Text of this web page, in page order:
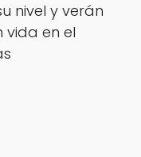
nivel y verán
vida en el